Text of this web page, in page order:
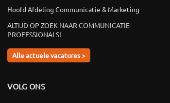
Hoofd Afdeling Communicatie & Marketing
ALTIJD OP ZOEK NAAR COMMUNICATIE
PROFESSIONALS!
Alle actuele vacatures >
VOLG ONS